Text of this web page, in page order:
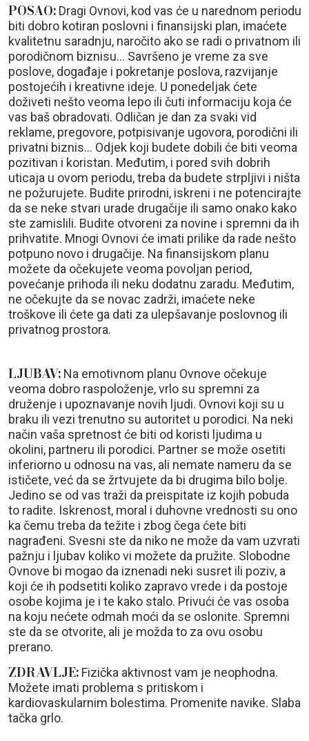
POSAO:Dragi Ovnovi, kod vas će u narednom periodu
biti dobro kotiran poslovni i finansijski plan, imaćete
kvalitetnu saradnju, naročito ako se radi o privatnom ili
porodičnom biznisu... Savršeno je vreme za sve
poslove, događaje i pokretanje poslova, razvijanje
postojećih i kreativne ideje. U ponedeljak ćete
doživeti nešto veoma lepo ili čuti informaciju koja će
vas baš obradovati. Odličan je dan za svaki vid
reklame, pregovore, potpisivanje ugovora, porodični ili
privatni biznis... Odjek koji budete dobili će biti veoma
pozitivan i koristan. Međutim, i pored svih dobrih
uticaja u ovom periodu, treba da budete strpljivi i ništa
ne požurujete. Budite prirodni, iskreni i ne potencirajte
da se neke stvari urade drugačije ili samo onako kako
ste zamislili. Budite otvoreni za novine i spremni da ih
prihvatite. Mnogi Ovnovi će imati prilike da rade nešto
potpuno novo i drugačije. Na finansijskom planu
možete da očekujete veoma povoljan period,
povećanje prihoda ili neku dodatnu zaradu. Međutim,
ne očekujte da se novac zadrži, imaćete neke
troškove ili ćete ga dati za ulepšavanje poslovnog ili
privatnog prostora.
LJUBAV:Na emotivnom planu Ovnove očekuje
veoma dobro raspoloženje, vrlo su spremni za
druženje i upoznavanje novih ljudi. Ovnovi koji su u
braku ili vezi trenutno su autoritet u porodici. Na neki
način vaša spretnost će biti od koristi ljudima u
okolini, partneru ili porodici. Partner se može osetiti
inferiorno u odnosu na vas, ali nemate nameru da se
ističete, već da se žrtvujete da bi drugima bilo bolje.
Jedino se od vas traži da preispitate iz kojih pobuda
to radite. Iskrenost, moral i duhovne vrednosti su ono
ka čemu treba da težite i zbog čega ćete biti
nagrađeni. Svesni ste da niko ne može da vam uzvrati
pažnju i ljubav koliko vi možete da pružite. Slobodne
Ovnove bi mogao da iznenadi neki susret ili poziv, a
koji će ih podsetiti koliko zapravo vrede i da postoje
osobe kojima je i te kako stalo. Privući će vas osoba
na koju nećete odmah moći da se oslonite. Spremni
ste da se otvorite, ali je možda to za ovu osobu
prerano.
ZDRAVLJE:Fizička aktivnost vam je neophodna.
Možete imati problema s pritiskom i
kardiovaskularnim bolestima. Promenite navike. Slaba
tačka grlo.